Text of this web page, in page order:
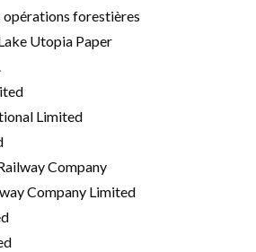
opérations forestières
Utopia Paper
Limited
Company
Company Limited